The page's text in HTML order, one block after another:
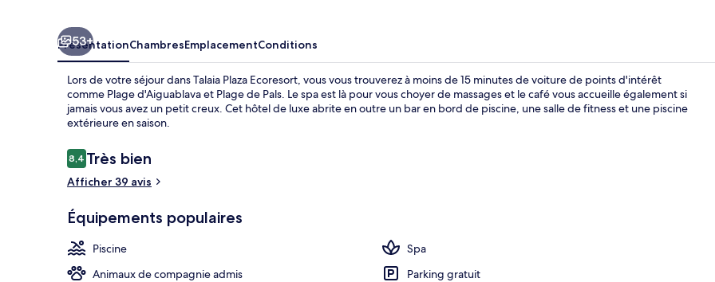
53+
PrésentationChambresEmplacementConditions
Lors de votre séjour dans Talaia Plaza Ecoresort, vous vous trouverez à moins de 15 minutes de voiture de points d'intérêt
comme Plage d'Aiguablava et Plage de Pals. Le spa est là pour vous choyer de massages et le café vous accueille également si
jamais vous avez un petit creux. Cet hôtel de luxe abrite en outre un bar en bord de piscine, une salle de fitness et une piscine
extérieure en saison.
Avis
voyageurs
8,48,4 sur 10
Très bien
Afficher 39 avis
Équipements populaires
Piscine
Spa
Animaux de compagnie admis
Parking gratuit